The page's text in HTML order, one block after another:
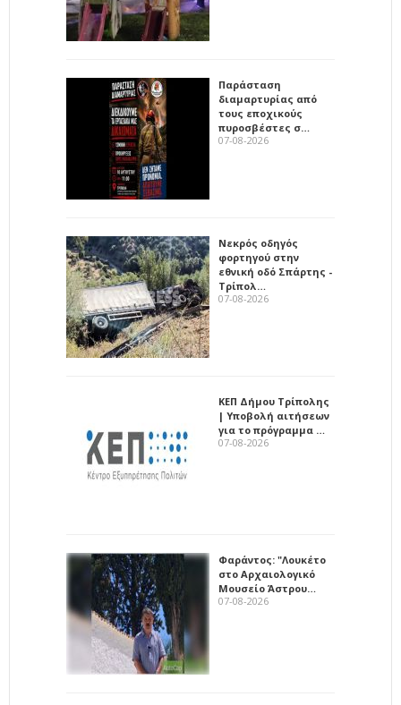
Παράσταση
διαμαρτυρίας από
τους εποχικούς
πυροσβέστες σ…
07-08-2026
Νεκρός οδηγός
φορτηγού στην
εθνική οδό Σπάρτης -
Τρίπολ…
07-08-2026
ΚΕΠ Δήμου Τρίπολης
| Υποβολή αιτήσεων
για το πρόγραμμα …
07-08-2026
Φαράντος: "Λουκέτο
στο Αρχαιολογικό
Μουσείο Άστρου…
07-08-2026